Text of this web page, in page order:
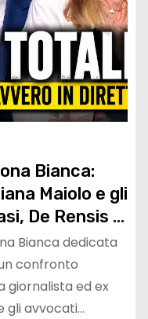
Bianca:
Maiolo e gli
De Rensis e
Bianca dedicata
confronto
ed ex
gli avvocati…